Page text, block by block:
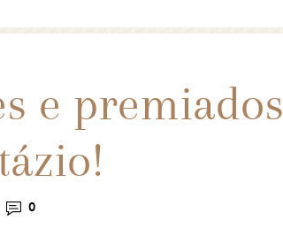
e premiados
0